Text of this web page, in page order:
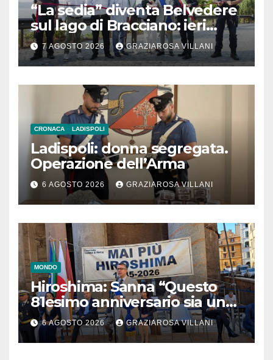
“La sedia” diventa Belvedere
sul lago di Bracciano: ieri
l’inaugurazione
7 AGOSTO 2026 GRAZIAROSA VILLANI
CRONACA LADISPOLI
Ladispoli: donna segregata.
Operazione dell’Arma
6 AGOSTO 2026 GRAZIAROSA VILLANI
MONDO
Hiroshima: Sanna “Questo
81esimo anniversario sia un
monito per tutti”
6 AGOSTO 2026 GRAZIAROSA VILLANI